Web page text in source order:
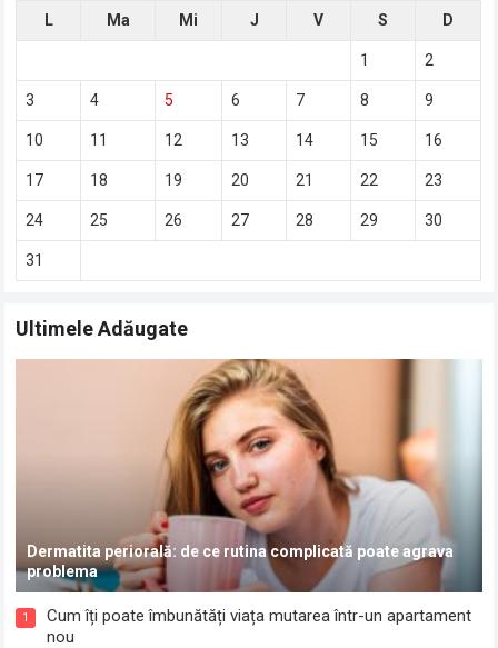
L Ma Mi J V S D
1 2
3 4 5 6 7 8 9
10 11 12 13 14 15 16
17 18 19 20 21 22 23
24 25 26 27 28 29 30
31
Ultimele Adăugate
Dermatita periorală: de ce rutina complicată poate agrava
problema
1
Cum îți poate îmbunătăți viața mutarea într-un apartament
nou